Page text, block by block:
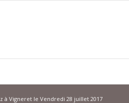
à Vigneret le Vendredi 28 juillet 2017